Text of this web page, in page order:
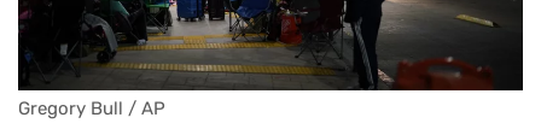
Gregory Bull / AP